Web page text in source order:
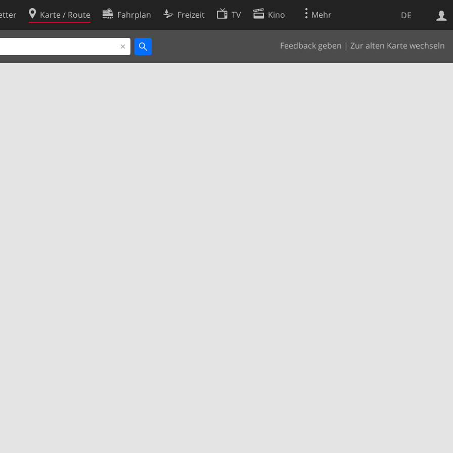
DE
Karte / Route Fahrplan Freizeit TV Kino Mehr
Feedback geben | Zur alten Karte wechseln
Websuche
Cookie-Richtlinie
Cookie-Einstellungen